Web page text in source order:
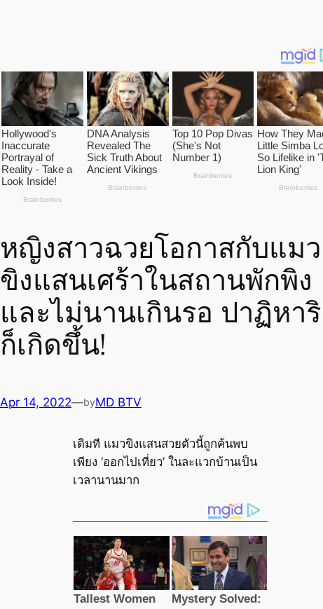
หญิงสาวฉวยโอกาสกับแมว
ขิงแสนเศร้าในสถานพักพิง
และไม่นานเกินรอ ปาฏิหา
ก็เกิดขึ้น!
Apr 14, 2022—byMD BTV
เดิมที แมวขิงแสนสวยตัวนี้ถูกค้นพบ
เพียง ‘ออกไปเที่ยว’ ในละแวกบ้านเป็น
เวลานานมาก